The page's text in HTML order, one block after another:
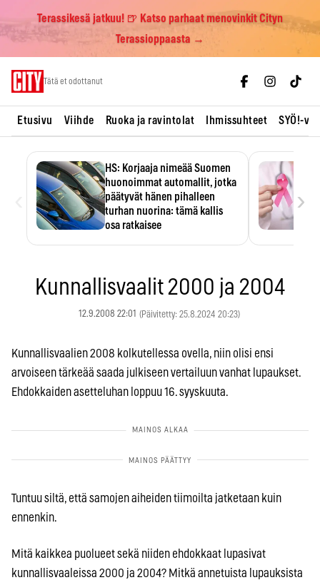
Terassikesä jatkuu! 🍺 Katso parhaat menovinkit Cityn
Terassioppaasta →
Tätä et odottanut
Etusivu Viihde Ruoka ja ravintolat Ihmissuhteet SYÖ!-
HS: Korjaaja nimeää Suomen
huonoimmat automallit, jotka
päätyvät hänen pihalleen
turhan nuorina: tämä kallis
osa ratkaisee
›
Kunnallisvaalit 2000 ja 2004
12.9.2008 22:01 (Päivitetty: 25.8.2024 20:23)
Kunnallisvaalien 2008 kolkutellessa ovella, niin olisi ensi
arvoiseen tärkeää saada julkiseen vertailuun vanhat lupaukset.
Ehdokkaiden asetteluhan loppuu 16. syyskuuta.
Tuntuu siltä, että samojen aiheiden tiimoilta jatketaan kuin
ennenkin.
Mitä kaikkea puolueet sekä niiden ehdokkaat lupasivat
kunnallisvaaleissa 2000 ja 2004? Mitkä annetuista lupauksista